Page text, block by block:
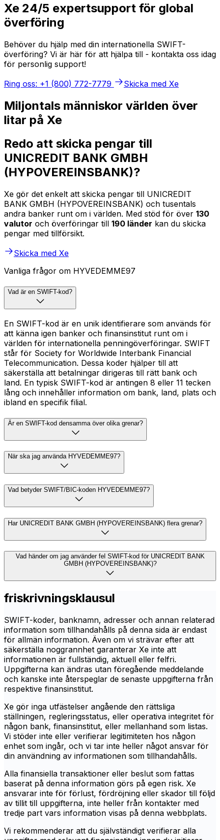
Xe 24/5 expertsupport för global
överföring
Behöver du hjälp med din internationella SWIFT-
överföring? Vi är här för att hjälpa till - kontakta oss idag
för personlig support!
Ring oss: +1 (800) 772-7779
Skicka med Xe
Miljontals människor världen över
litar på Xe
Redo att skicka pengar till
UNICREDIT BANK GMBH
(HYPOVEREINSBANK)?
Xe gör det enkelt att skicka pengar till UNICREDIT
BANK GMBH (HYPOVEREINSBANK) och tusentals
andra banker runt om i världen. Med stöd för över 130
valutor och överföringar till 190 länder kan du skicka
pengar med tillförsikt.
Skicka med Xe
Vanliga frågor om HYVEDEMME97
Vad är en SWIFT-kod?
En SWIFT-kod är en unik identifierare som används för
att känna igen banker och finansinstitut runt om i
världen för internationella penningöverföringar. SWIFT
står för Society for Worldwide Interbank Financial
Telecommunication. Dessa koder hjälper till att
säkerställa att betalningar dirigeras till rätt bank och
land. En typisk SWIFT-kod är antingen 8 eller 11 tecken
lång och innehåller information om bank, land, plats och
ibland en specifik filial.
Är en SWIFT-kod densamma över olika grenar?
När ska jag använda HYVEDEMME97?
Vad betyder SWIFT/BIC-koden HYVEDEMME97?
Har UNICREDIT BANK GMBH (HYPOVEREINSBANK) flera grenar?
Vad händer om jag använder fel SWIFT-kod för UNICREDIT BANK
GMBH (HYPOVEREINSBANK)?
friskrivningsklausul
SWIFT-koder, banknamn, adresser och annan relaterad
information som tillhandahålls på denna sida är endast
för allmän information. Även om vi strävar efter att
säkerställa noggrannhet garanterar Xe inte att
informationen är fullständig, aktuell eller felfri.
Uppgifterna kan ändras utan föregående meddelande
och kanske inte återspeglar de senaste uppgifterna från
respektive finansinstitut.
Xe gör inga utfästelser angående den rättsliga
ställningen, regleringsstatus, eller operativa integritet för
någon bank, finansinstitut, eller mellanhand som listas.
Vi stöder inte eller verifierar legitimiteten hos någon
enhet som ingår, och vi tar inte heller något ansvar för
din användning av informationen som tillhandahålls.
Alla finansiella transaktioner eller beslut som fattas
baserat på denna information görs på egen risk. Xe
ansvarar inte för förlust, fördröjning eller skador till följd
av tillit till uppgifterna, inte heller från kontakter med
tredje part vars information visas på denna webbplats.
Vi rekommenderar att du självständigt verifierar alla